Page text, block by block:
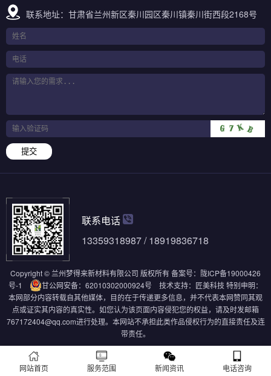
联系地址：甘肃省兰州新区秦川园区秦川镇秦川街西段2168号
提交
联系电话
13359318987 / 18919836718
Copyright © 兰州梦得来新材料有限公司 版权所有备案号： 陇ICP备19000426
号-1
甘公网安备：62010302000924号 技术支持： 匠美科技 特别申明：
本网部分内容转载自其他媒体，目的在于传递更多信息，并不代表本网赞同其观
点或证实其内容的真实性。如您认为该页面内容侵犯您的权益，请及时发邮箱
767172404@qq.com进行处理。本网站不承担此类作品侵权行为的直接责任及连
带责任。
网站首页 服务范围 新闻资讯 电话咨询